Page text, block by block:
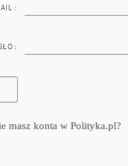
:
:
masz konta w Polityka.pl?